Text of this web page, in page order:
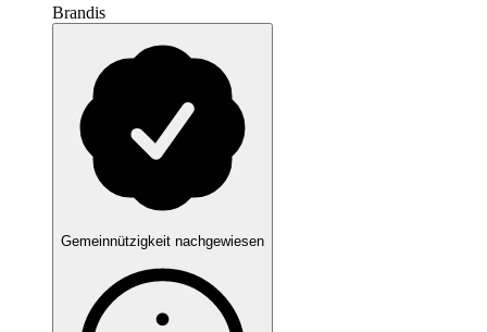
Brandis
Gemeinnützigkeit nachgewiesen